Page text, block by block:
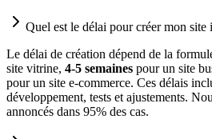
Quel est le délai pour créer mon site
Le délai de création dépend de la
site vitrine, 4-5 semaines pour un site
pour un site e-commerce. Ces délais
développement, tests et ajustements.
annoncés dans 95% des cas.